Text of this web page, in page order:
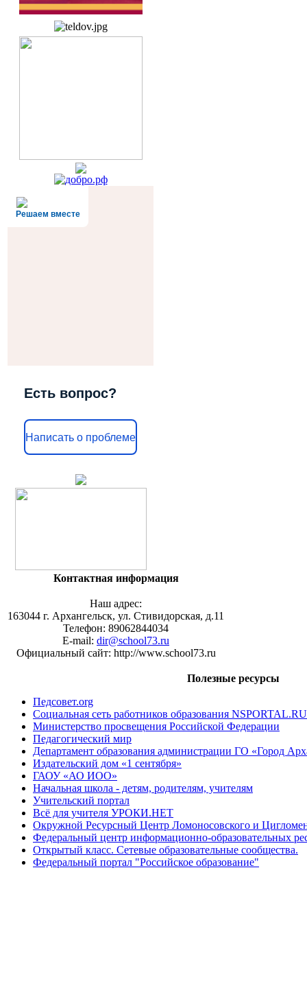
Решаем вместе
Есть вопрос?
Написать о проблеме
Контактная информация
Наш адрес:
163044 г. Архангельск, ул. Стивидорская, д.11
Телефон: 89062844034
E-mail: dir@school73.ru
Официальный сайт: http://www.school73.ru
Полезные ресурсы
Педсовет.org
Социальная сеть работников образования NSPORTAL.RU
Министерство просвещения Российской Федерации
Педагогический мир
Департамент образования администрации ГО «Город
Издательский дом «1 сентября»
ГАОУ «АО ИОО»
Начальная школа - детям, родителям, учителям
Учительский портал
Всё для учителя УРОКИ.НЕТ
Окружной Ресурсный Центр Ломоносовского и
Федеральный центр информационно-образовательных
Открытый класс. Сетевые образовательные сообщества.
Федеральный портал "Российское образование"